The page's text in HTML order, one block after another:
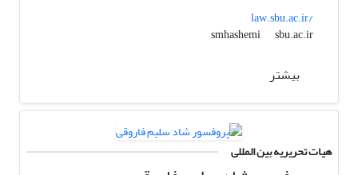
law.sbu.ac.ir/
smhashemi
sbu.ac.ir
بیشتر
هیات تحریریه بین المللی